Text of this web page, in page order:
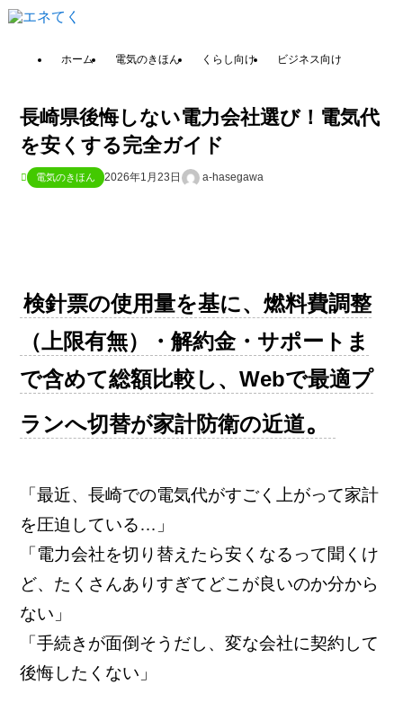
ホーム 電気のきほん くらし向け ビジネス向け
長崎県後悔しない電力会社選び！電気代
を安くする完全ガイド
電気のきほん 2026年1月23日 a-hasegawa
検針票の使用量を基に、燃料費調整
（上限有無）・解約金・サポートま
で含めて総額比較し、Webで最適プ
ランへ切替が家計防衛の近道。
「最近、長崎での電気代がすごく上がって家計
を圧迫している…」
「電力会社を切り替えたら安くなるって聞くけ
ど、たくさんありすぎてどこが良いのか分から
ない」
「手続きが面倒そうだし、変な会社に契約して
後悔したくない」